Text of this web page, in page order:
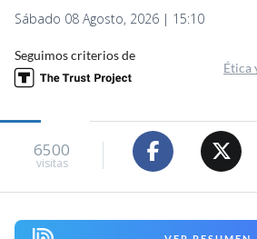
Sábado 08 Agosto, 2026 | 15:10
Seguimos criterios de
Ética
6500
visitas